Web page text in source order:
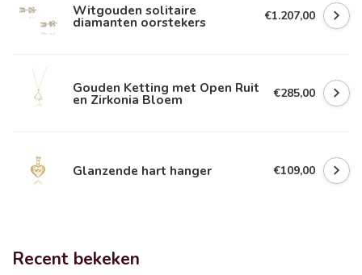
Witgouden solitaire
diamanten oorstekers €1.207,00
Gouden Ketting met Open Ruit
en Zirkonia Bloem €285,00
Glanzende hart hanger €109,00
Recent bekeken